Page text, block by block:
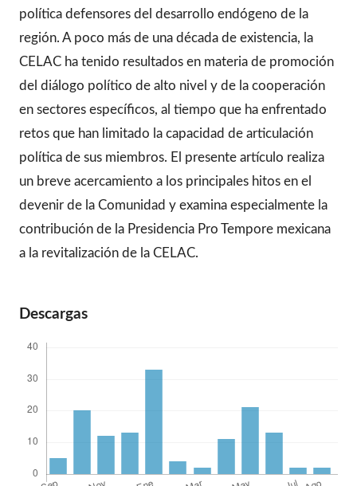
política defensores del desarrollo endógeno de la
región. A poco más de una década de existencia, la
CELAC ha tenido resultados en materia de promoción
del diálogo político de alto nivel y de la cooperación
en sectores específicos, al tiempo que ha enfrentado
retos que han limitado la capacidad de articulación
política de sus miembros. El presente artículo realiza
un breve acercamiento a los principales hitos en el
devenir de la Comunidad y examina especialmente la
contribución de la Presidencia Pro Tempore mexicana
a la revitalización de la CELAC.
Descargas